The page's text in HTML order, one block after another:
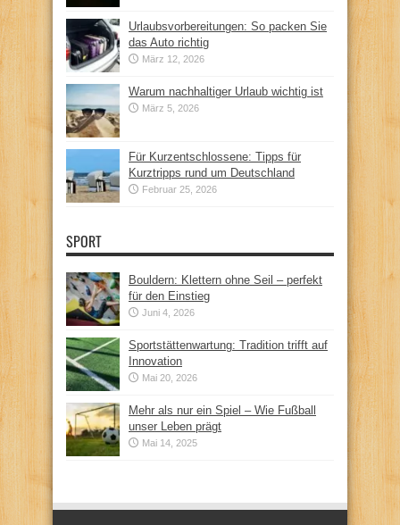
Urlaubsvorbereitungen: So packen Sie
das Auto richtig
März 12, 2026
Warum nachhaltiger Urlaub wichtig ist
März 5, 2026
Für Kurzentschlossene: Tipps für
Kurztripps rund um Deutschland
Februar 25, 2026
SPORT
Bouldern: Klettern ohne Seil – perfekt
für den Einstieg
Juni 4, 2026
Sportstättenwartung: Tradition trifft auf
Innovation
Mai 20, 2026
Mehr als nur ein Spiel – Wie Fußball
unser Leben prägt
Mai 14, 2025